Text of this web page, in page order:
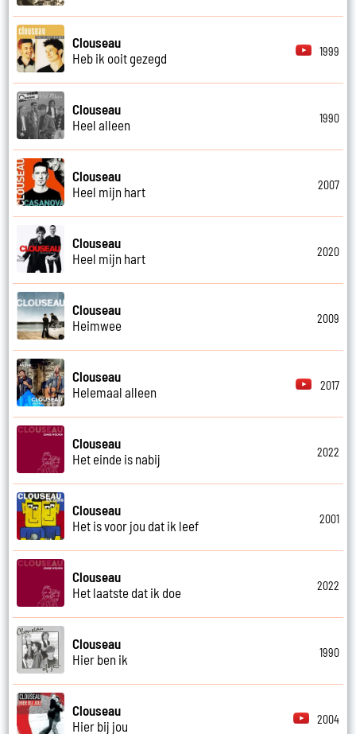
Clouseau
Heb ik ooit gezegd
1999
Clouseau
Heel alleen
1990
Clouseau
Heel mijn hart
2007
Clouseau
Heel mijn hart
2020
Clouseau
Heimwee
2009
Clouseau
Helemaal alleen
2017
Clouseau
Het einde is nabij
2022
Clouseau
Het is voor jou dat ik leef
2001
Clouseau
Het laatste dat ik doe
2022
Clouseau
Hier ben ik
1990
Clouseau
Hier bij jou
2004